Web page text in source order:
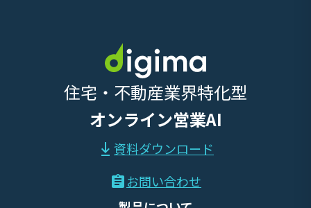
住宅・不動産業界特化型
オンライン営業AI
資料ダウンロード
お問い合わせ